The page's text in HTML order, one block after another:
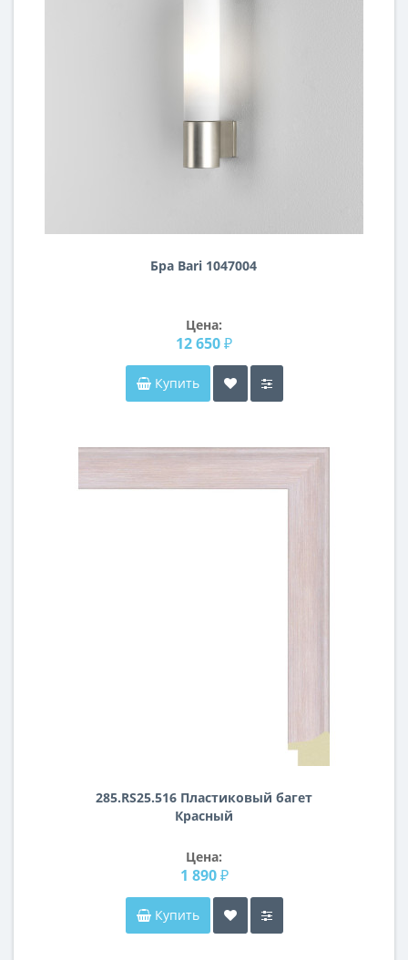
Бра Bari 1047004
Цена:
12 650 ₽
Купить
285.RS25.516 Пластиковый багет
Красный
Цена:
1 890 ₽
Купить